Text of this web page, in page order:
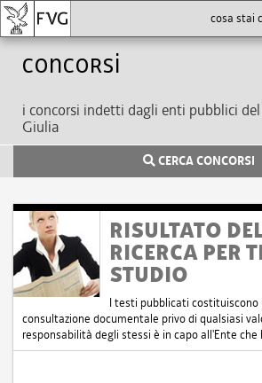
Concorsi
i concorsi indetti dagli enti pubblici
Giulia
CERCA CONCORSI
RISULTATO
RICERCA PER
STUDIO
I testi pubblicati costituiscono
consultazione documentale privo di qualsiasi
responsabilità degli stessi è in capo all'Ente